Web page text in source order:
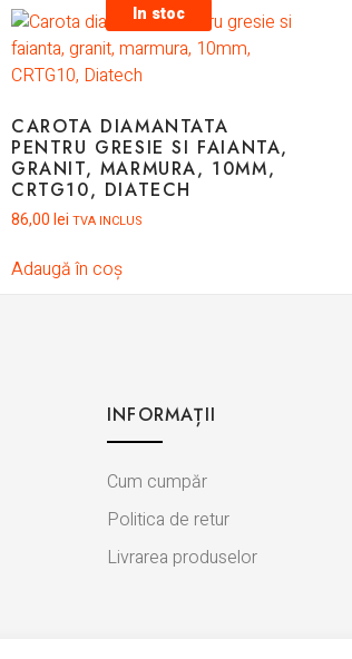
In stoc
CAROTA DIAMANTATA
PENTRU GRESIE SI FAIANTA,
GRANIT, MARMURA, 10MM,
CRTG10, DIATECH
86,00 lei TVA INCLUS
Adaugă în coș
INFORMAȚII
Cum cumpăr
Politica de retur
Livrarea produselor